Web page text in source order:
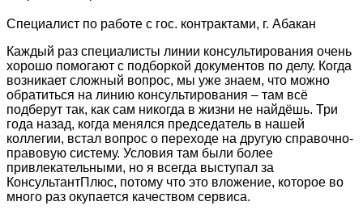
Специалист по работе с гос. контрактами, г. Абакан
Каждый раз специалисты линии консультирования очень
хорошо помогают с подборкой документов по делу. Когда
возникает сложный вопрос, мы уже знаем, что можно
обратиться на линию консультирования – там всё
подберут так, как сам никогда в жизни не найдёшь. Три
года назад, когда менялся председатель в нашей
коллегии, встал вопрос о переходе на другую справочно-
правовую систему. Условия там были более
привлекательными, но я всегда выступал за
КонсультантПлюс, потому что это вложение, которое во
много раз окупается качеством сервиса.